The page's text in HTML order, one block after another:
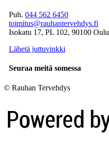
Puh. 044 562 6450
toimitus@rauhantervehdys.fi
Isokatu 17, PL 102, 90100 Oulu
Lähetä juttuvinkki
Seuraa meitä somessa
© Rauhan Tervehdys